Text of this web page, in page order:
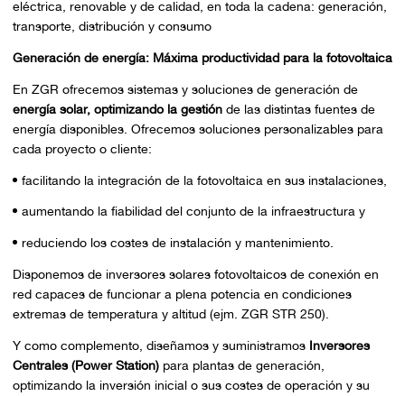
eléctrica, renovable y de calidad, en toda la cadena: generación,
transporte, distribución y consumo
Generación de energía: Máxima productividad para la fotovoltaica
En ZGR ofrecemos sistemas y soluciones de generación de
energía solar, optimizando la gestiónde las distintas fuentes de
energía disponibles. Ofrecemos soluciones personalizables para
cada proyecto o cliente:
facilitando la integración de la fotovoltaica en sus instalaciones,
aumentando la fiabilidad del conjunto de la infraestructura y
reduciendo los costes de instalación y mantenimiento.
Disponemos de inversores solares fotovoltaicos de conexión en
red capaces de funcionar a plena potencia en condiciones
extremas de temperatura y altitud (ejm. ZGR STR 250).
Y como complemento, diseñamos y suministramos Inversores
Centrales (Power Station)para plantas de generación,
optimizando la inversión inicial o sus costes de operación y su